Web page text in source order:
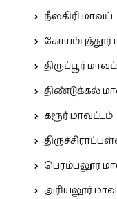
நீலகிரி
கோயம்புத்தூர்
திருப்பூர்
திண்டுக்கல்
கரூர் மாவட்டம்
பெரம்பலூர்
அரியலூர்